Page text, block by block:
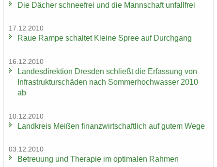
Die Dä­cher schnee­frei und die Mann­schaft un­fall­frei
17.12.2010
Raue Rampe schal­tet Klei­ne Spree auf Durch­gang
16.12.2010
Lan­des­di­rek­ti­on Dres­den schließt die Er­fas­sung von
In­fra­struk­tur­schä­den nach Som­mer­hoch­was­ser 2010
ab
10.12.2010
Land­kreis Mei­ßen fi­nanz­wirt­schaft­lich auf gutem Wege
03.12.2010
Be­treu­ung und The­ra­pie im op­ti­ma­len Rah­men